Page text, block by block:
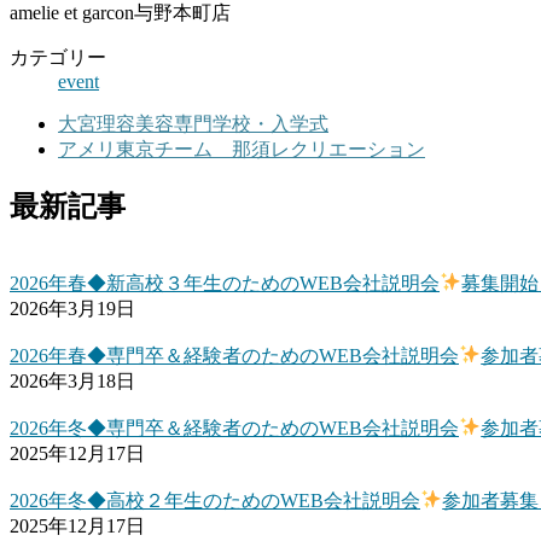
amelie et garcon与野本町店
カテゴリー
event
大宮理容美容専門学校・入学式
アメリ東京チーム 那須レクリエーション
最新記事
2026年春◆新高校３年生のためのWEB会社説明会
募集開始
2026年3月19日
2026年春◆専門卒＆経験者のためのWEB会社説明会
参加
2026年3月18日
2026年冬◆専門卒＆経験者のためのWEB会社説明会
参加
2025年12月17日
2026年冬◆高校２年生のためのWEB会社説明会
参加者募集
2025年12月17日